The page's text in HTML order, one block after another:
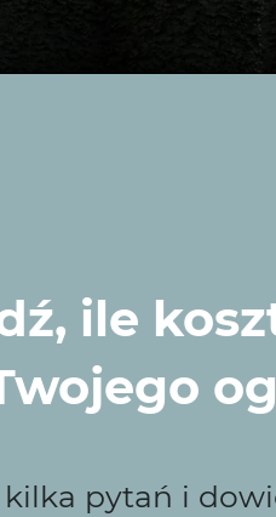
i okolice.
ile
pytań i